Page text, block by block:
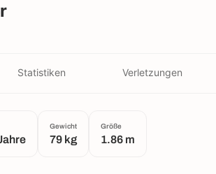
Statistiken Verletzungen
Gewicht
79 kg
Größe
1.86 m